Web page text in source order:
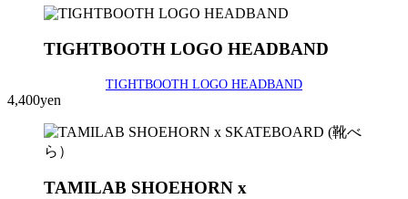
TIGHTBOOTH LOGO HEADBAND
TIGHTBOOTH LOGO HEADBAND
4,400yen
TAMILAB SHOEHORN x